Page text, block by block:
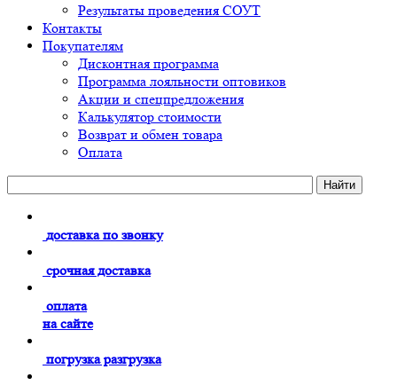
Результаты проведения СОУТ
Контакты
Покупателям
Дисконтная программа
Программа лояльности оптовиков
Акции и спецпредложения
Калькулятор стоимости
Возврат и обмен товара
Оплата
доставка по звонку
срочная доставка
оплата
на сайте
погрузка разгрузка